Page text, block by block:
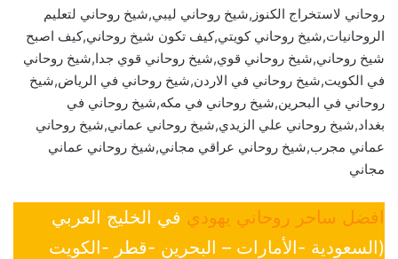
روحاني لاستخراج الكنوز,شيخ روحاني ليبي,شيخ روحاني لتعليم
الروحانيات,شيخ روحاني كويتي,كيف تكون شيخ روحاني,كيف اصبح
شيخ روحاني,شيخ روحاني قوي,شيخ روحاني قوي جدا,شيخ روحاني
في الكويت,شيخ روحاني في الاردن,شيخ روحاني في الرياض,شيخ
روحاني في البحرين,شيخ روحاني في مكه,شيخ روحاني في
بغداد,شيخ روحاني علي الزيدي,شيخ روحاني عماني,شيخ روحاني
عماني مجرب,شيخ روحاني عراقي مجاني,شيخ روحاني عماني
مجاني
افضل ساحر روحاني يهودي في الخليج العربي
(السعودية -الأمارات – البحرين -قطر -الكويت